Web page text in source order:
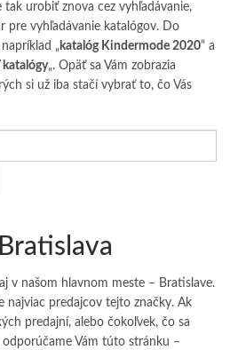
tak urobiť znova cez vyhľadávanie,
pre vyhľadávanie katalógov. Do
„katalóg Kindermode 2020“ a
„. Opäť sa Vám zobrazia
si už iba stačí vybrať to, čo Vás
v našom hlavnom meste – Bratislave.
najviac predajcov tejto značky. Ak
predajní, alebo čokoľvek, čo sa
odporúčame Vám túto stránku –